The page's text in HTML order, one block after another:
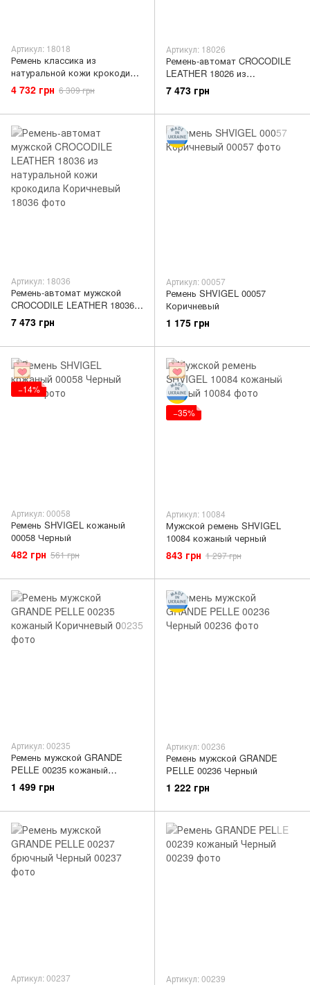
Артикул: 18018
Ремень классика из
натуральной кожи крокодила
CROCODILE LEATHER 18018
Черный
4 732 грн 6 309 грн
Артикул: 18026
Ремень-автомат CROCODILE
LEATHER 18026 из
натуральной кожи крокодила
Черный
7 473 грн
Артикул: 18036
Ремень-автомат мужской
CROCODILE LEATHER 18036
из натуральной кожи
крокодила Коричневый
7 473 грн
Артикул: 00057
Ремень SHVIGEL 00057
Коричневый
1 175 грн
−14%
Артикул: 00058
Ремень SHVIGEL кожаный
00058 Черный
482 грн 561 грн
−35%
Артикул: 10084
Мужской ремень SHVIGEL
10084 кожаный черный
843 грн 1 297 грн
Артикул: 00235
Ремень мужской GRANDE
PELLE 00235 кожаный
Коричневый
1 499 грн
Артикул: 00236
Ремень мужской GRANDE
PELLE 00236 Черный
1 222 грн
Артикул: 00237 Артикул: 00239